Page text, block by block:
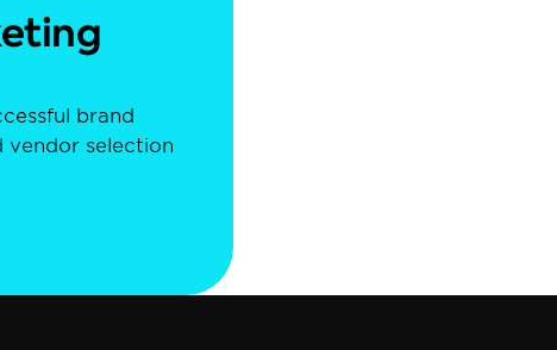
brand
vendor selection